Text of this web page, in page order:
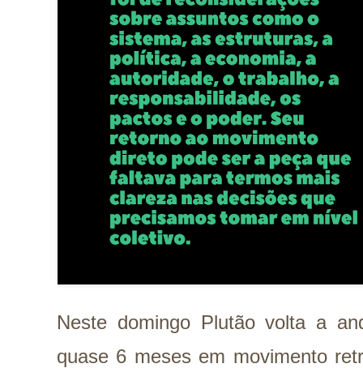
Neste domingo Plutão volta a
quase 6 meses em movimento